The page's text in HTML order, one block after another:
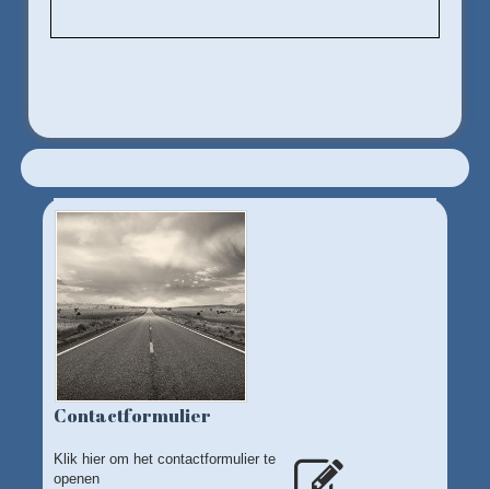
Contactformulier
Klik hier om het contactformulier te
openen